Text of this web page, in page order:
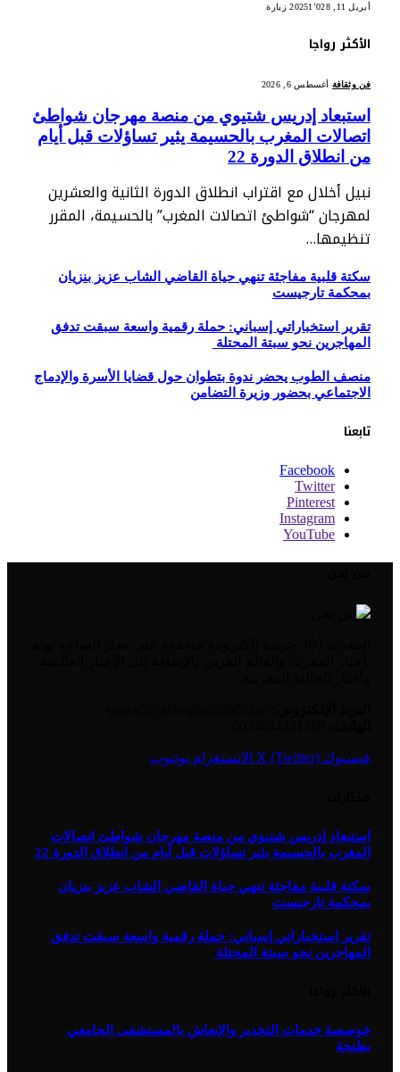
أبريل 11, 2025 1٬028 زيارة
الأكثر رواجا
فن وثقافة أغسطس 6, 2026
استبعاد إدريس شتيوي من منصة مهرجان شواطئ
اتصالات المغرب بالحسيمة يثير تساؤلات قبل أيام
من انطلاق الدورة 22
نبيل أخلال مع اقتراب انطلاق الدورة الثانية والعشرين
لمهرجان “شواطئ اتصالات المغرب” بالحسيمة، المقرر
تنظيمها…
سكتة قلبية مفاجئة تنهي حياة القاضي الشاب عزيز بنزيان
بمحكمة تارجيست
تقرير استخباراتي إسباني: حملة رقمية واسعة سبقت تدفق
المهاجرين نحو سبتة المحتلة
منصف الطوب يحضر ندوة بتطوان حول قضايا الأسرة والإدماج
الاجتماعي بحضور وزيرة التضامن
تابعنا
Facebook
Twitter
Pinterest
Instagram
YouTube
فيسبوك X (Twitter) الانستغرام يوتيوب
استبعاد إدريس شتيوي من منصة مهرجان شواطئ اتصالات
المغرب بالحسيمة يثير تساؤلات قبل أيام من انطلاق الدورة 22
سكتة قلبية مفاجئة تنهي حياة القاضي الشاب عزيز بنزيان
بمحكمة تارجيست
تقرير استخباراتي إسباني: حملة رقمية واسعة سبقت تدفق
المهاجرين نحو سبتة المحتلة
خوصصة خدمات التخدير والإنعاش بالمستشفى الجامعي
بطنجة